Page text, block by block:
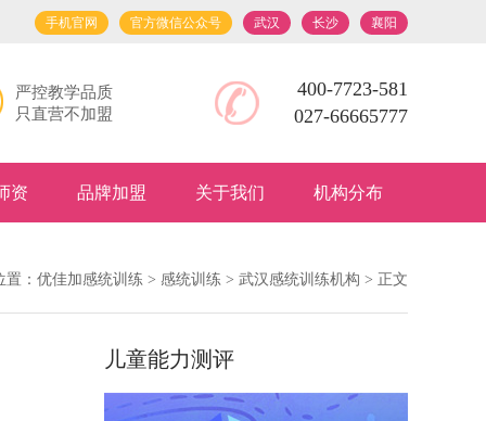
襄阳
长沙
武汉
官方微信公众号
手机官网
严控教学品质
只直营不加盟
400-7723-581
027-66665777
资 品牌加盟 关于我们 机构分布
： 优佳加感统训练 > 感统训练 > 武汉感统训练机构 > 正文
儿童能力测评